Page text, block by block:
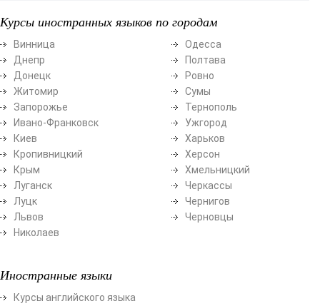
Курсы иностранных языков по городам
Винница
Днепр
Донецк
Житомир
Запорожье
Ивано-Франковск
Киев
Кропивницкий
Крым
Луганск
Луцк
Львов
Николаев
Одесса
Полтава
Ровно
Сумы
Тернополь
Ужгород
Харьков
Херсон
Хмельницкий
Черкассы
Чернигов
Черновцы
Иностранные языки
Курсы английского языка